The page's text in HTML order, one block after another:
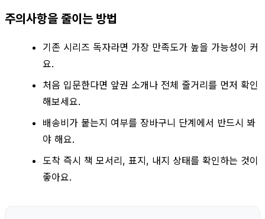
주의사항을 줄이는 방법
기존 시리즈 독자라면 가장 만족도가 높을 가능성이 커
요.
처음 입문한다면 앞권 소개나 전체 줄거리를 먼저 확인
해보세요.
배송비가 붙는지 여부를 장바구니 단계에서 반드시 봐
야 해요.
도착 즉시 책 모서리, 표지, 내지 상태를 확인하는 것이
좋아요.